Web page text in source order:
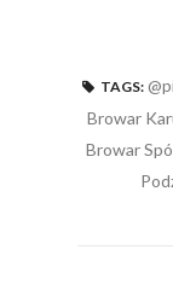
TAGS:
Browar
Browar